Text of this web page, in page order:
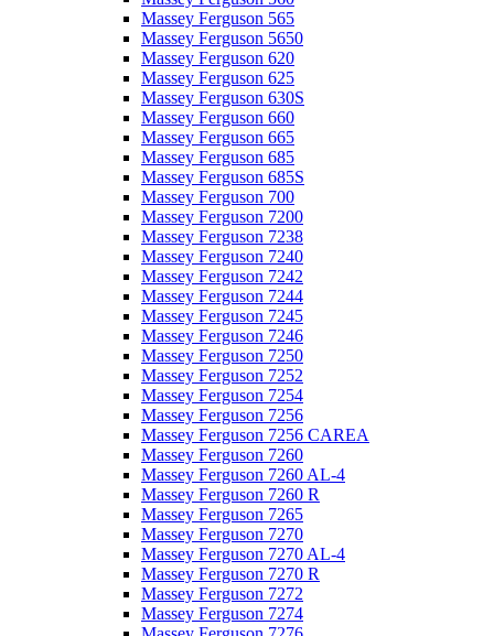
Massey Ferguson 565
Massey Ferguson 5650
Massey Ferguson 620
Massey Ferguson 625
Massey Ferguson 630S
Massey Ferguson 660
Massey Ferguson 665
Massey Ferguson 685
Massey Ferguson 685S
Massey Ferguson 700
Massey Ferguson 7200
Massey Ferguson 7238
Massey Ferguson 7240
Massey Ferguson 7242
Massey Ferguson 7244
Massey Ferguson 7245
Massey Ferguson 7246
Massey Ferguson 7250
Massey Ferguson 7252
Massey Ferguson 7254
Massey Ferguson 7256
Massey Ferguson 7256 CAREA
Massey Ferguson 7260
Massey Ferguson 7260 AL-4
Massey Ferguson 7260 R
Massey Ferguson 7265
Massey Ferguson 7270
Massey Ferguson 7270 AL-4
Massey Ferguson 7270 R
Massey Ferguson 7272
Massey Ferguson 7274